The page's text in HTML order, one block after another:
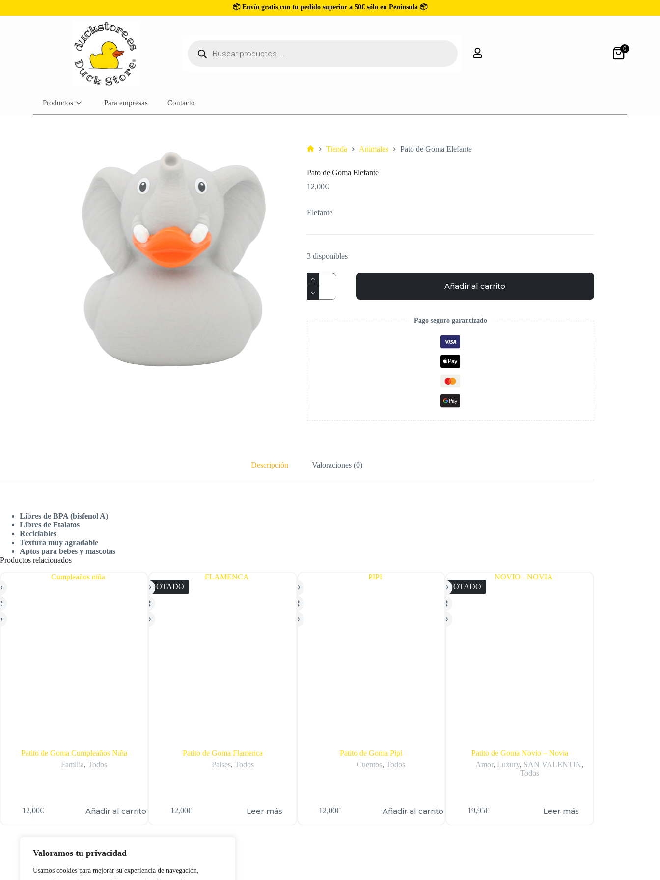
Valoramos tu privacidad
Usamos cookies para mejorar su experiencia de navegación,
📦 Envío gratis con tu pedido superior a 50€ sólo en Península 📦
0
Productos Para empresas Contacto
Tienda Animales Pato de Goma Elefante
Pato de Goma Elefante
12,00€
Elefante
3 disponibles
Añadir al carrito
Pago seguro garantizado
Descripción Valoraciones (0)
Libres de BPA (bisfenol A)
Libres de Ftalatos
Reciclables
Textura muy agradable
Aptos para bebes y mascotas
Productos relacionados
Patito de Goma Cumpleaños Niña
Familia,Todos
12,00€ Añadir al carrito
AGOTADO
Patito de Goma Flamenca
Paises, Todos
12,00€ Leer más
Patito de Goma Pipi
Cuentos,Todos
12,00€ Añadir al carrito
AGOTADO
Patito de Goma Novio – Novia
Amor, Luxury, SAN VALENTIN,
Todos
19,95€ Leer más